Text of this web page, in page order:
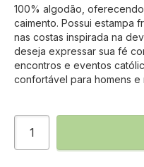
100% algodão,
caimento. Possui estampa
nas costas inspirada na
deseja expressar sua fé
encontros e eventos
confortável para homens e